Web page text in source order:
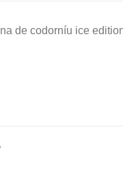
de codorníu ice